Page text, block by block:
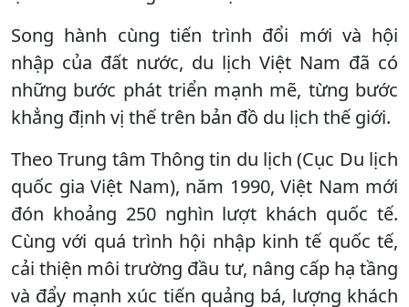
Song hành cùng tiến trình đổi mới và hội
nhập của đất nước, du lịch Việt Nam đã có
những bước phát triển mạnh mẽ, từng bước
khẳng định vị thế trên bản đồ du lịch thế giới.
Theo Trung tâm Thông tin du lịch (Cục Du lịch
quốc gia Việt Nam), năm 1990, Việt Nam mới
đón khoảng 250 nghìn lượt khách quốc tế.
Cùng với quá trình hội nhập kinh tế quốc tế,
cải thiện môi trường đầu tư, nâng cấp hạ tầng
và đẩy mạnh xúc tiến quảng bá, lượng khách